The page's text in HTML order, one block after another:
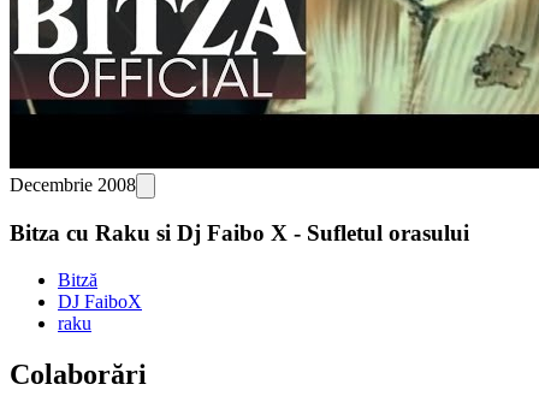
Decembrie 2008
Bitza cu Raku si Dj Faibo X - Sufletul orasului
Bitză
DJ FaiboX
raku
Colaborări